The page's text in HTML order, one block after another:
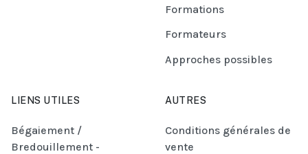
Formations
Formateurs
Approches possibles
LIENS UTILES
Bégaiement /
Bredouillement -
AUTRES
Conditions générales de
vente